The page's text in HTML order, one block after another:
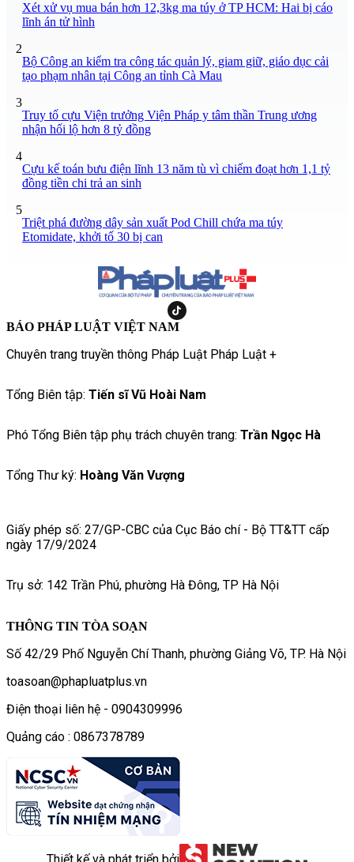
Xét xử vụ mua bán hơn 12,3kg ma túy ở TP HCM: Hai bị cáo
lĩnh án tử hình
2
Bộ Công an kiểm tra công tác quản lý, giam giữ, giáo dục cải
tạo phạm nhân tại Công an tỉnh Cà Mau
3
Truy tố cựu Viện trưởng Viện Pháp y tâm thần Trung ương
nhận hối lộ hơn 8 tỷ đồng
4
Cựu kế toán bưu điện lĩnh 13 năm tù vì chiếm đoạt hơn 1,1 tỷ
đồng tiền chi trả an sinh
5
Triệt phá đường dây sản xuất Pod Chill chứa ma túy
Etomidate, khởi tố 30 bị can
BÁO PHÁP LUẬT VIỆT NAM
Chuyên trang truyền thông Pháp Luật Pháp Luật +
Tổng Biên tập: Tiến sĩ Vũ Hoài Nam
Phó Tổng Biên tập phụ trách chuyên trang: Trần Ngọc Hà
Tổng Thư ký: Hoàng Văn Vượng
Giấy phép số: 27/GP-CBC của Cục Báo chí - Bộ TT&TT cấp
ngày 17/9/2024
Trụ sở: 142 Trần Phú, phường Hà Đông, TP Hà Nội
THÔNG TIN TÒA SOẠN
Số 42/29 Phố Nguyễn Chí Thanh, phường Giảng Võ, TP. Hà Nội
toasoan@phapluatplus.vn
Điện thoại liên hệ - 0904309996
Quảng cáo : 0867378789
Thiết kế và phát triển bởi